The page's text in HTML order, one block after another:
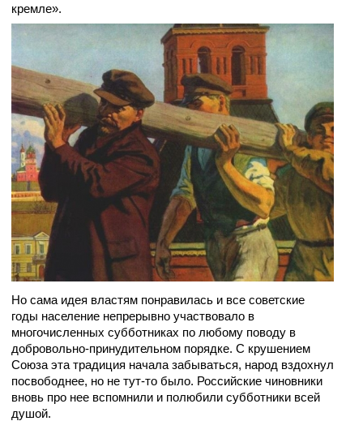
кремле».
Но сама идея властям понравилась и все советские
годы население непрерывно участвовало в
многочисленных субботниках по любому поводу в
добровольно-принудительном порядке. С крушением
Союза эта традиция начала забываться, народ вздохнул
посвободнее, но не тут-то было. Российские чиновники
вновь про нее вспомнили и полюбили субботники всей
душой.